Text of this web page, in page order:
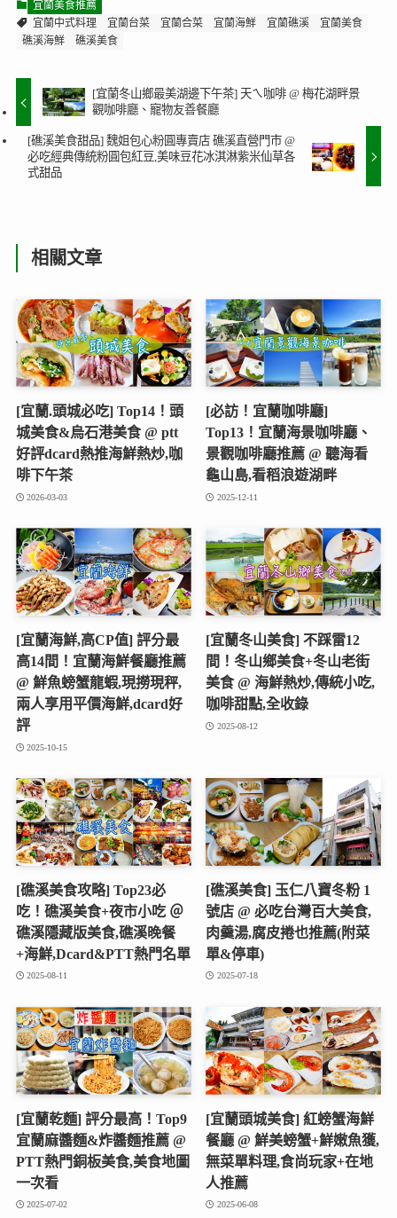
宜蘭美食推薦
宜蘭中式料理
宜蘭台菜 宜蘭合菜 宜蘭海鮮 宜蘭礁溪
宜蘭美食
礁溪海鮮
礁溪美食
[宜蘭冬山鄉最美湖邊下午茶] 天ㄟ咖啡 @ 梅花湖畔景
觀咖啡廳、寵物友善餐廳
[礁溪美食甜品] 魏姐包心粉圓專賣店 礁溪直營門市 @
必吃經典傳統粉圓包紅豆,美味豆花冰淇淋紫米仙草各
式甜品
相關文章
[宜蘭.頭城必吃] Top14！頭
城美食&烏石港美食 @ ptt
好評dcard熱推海鮮熱炒,咖
啡下午茶
2026-03-03
[必訪！宜蘭咖啡廳]
Top13！宜蘭海景咖啡廳、
景觀咖啡廳推薦 @ 聽海看
龜山島,看稻浪遊湖畔
2025-12-11
[宜蘭海鮮,高CP值] 評分最
高14間！宜蘭海鮮餐廳推薦
@ 鮮魚螃蟹龍蝦,現撈現秤,
兩人享用平價海鮮,dcard好
評
2025-10-15
[宜蘭冬山美食] 不踩雷12
間！冬山鄉美食+冬山老街
美食 @ 海鮮熱炒,傳統小吃,
咖啡甜點,全收錄
2025-08-12
[礁溪美食攻略] Top23必
吃！礁溪美食+夜市小吃 ＠
礁溪隱藏版美食,礁溪晚餐
+海鮮,Dcard&PTT熱門名單
2025-08-11
[礁溪美食] 玉仁八寶冬粉 1
號店 @ 必吃台灣百大美食,
肉羹湯,腐皮捲也推薦(附菜
單&停車)
2025-07-18
[宜蘭乾麵] 評分最高！Top9
宜蘭麻醬麵&炸醬麵推薦 @
PTT熱門銅板美食,美食地圖
一次看
2025-07-02
[宜蘭頭城美食] 紅螃蟹海鮮
餐廳 @ 鮮美螃蟹+鮮嫩魚獲,
無菜單料理,食尚玩家+在地
人推薦
2025-06-08